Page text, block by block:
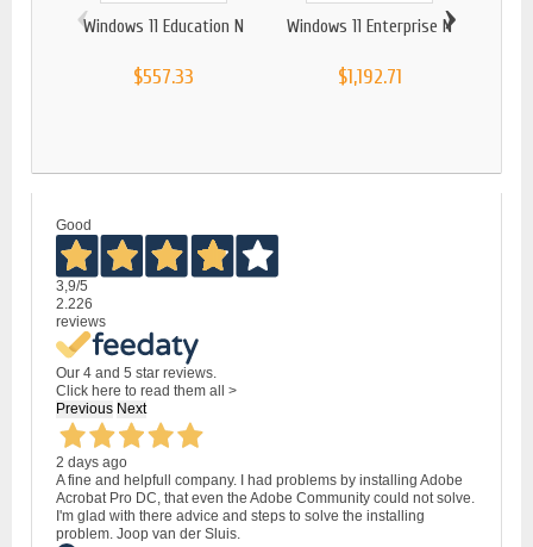
Windows 11 Education N
$557.33
Windows 11 Enterprise N
$1,192.71
‹ ›
Good
3,9/5
2.226
reviews
Our 4 and 5 star reviews.
Click here to read them all >
Previous Next
2 days ago
A fine and helpfull company. I had problems by installing Adobe
Acrobat Pro DC, that even the Adobe Community could not solve.
I'm glad with there advice and steps to solve the installing
problem. Joop van der Sluis.